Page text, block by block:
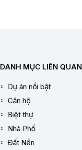
DANH MỤC LIÊN QUAN
Dự án nổi bật
Căn hộ
Biệt thự
Nhà Phố
Đất Nền